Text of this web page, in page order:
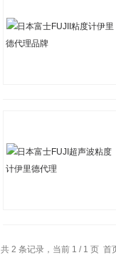
共 2 条记录，当前 1 / 1 页